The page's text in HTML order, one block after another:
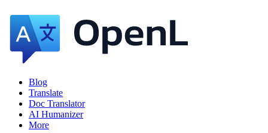
Blog
Translate
Doc Translator
AI Humanizer
More